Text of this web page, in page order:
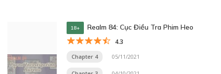
18+ Realm 84: Cục Điều Tra Phim Heo
4.3
Chapter 4 05/11/2021